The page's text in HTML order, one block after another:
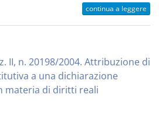
continua a leggere
II, n. 20198/2004. Attribuzione di
a una dichiarazione
materia di diritti reali